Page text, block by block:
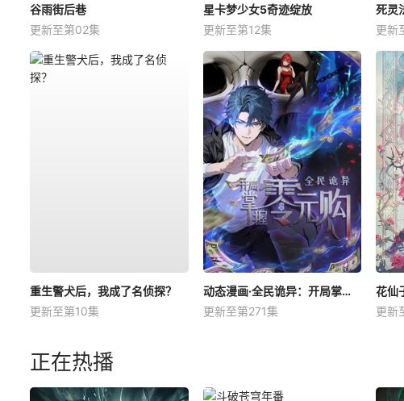
谷雨街后巷
更新至第02集
星卡梦少女5奇迹绽放
更新至第12集
死灵
更新
重生警犬后，我成了名侦探？
更新至第10集
动态漫画·全民诡异：开局掌握零元购
更新至第271集
花仙
更新
正在热播